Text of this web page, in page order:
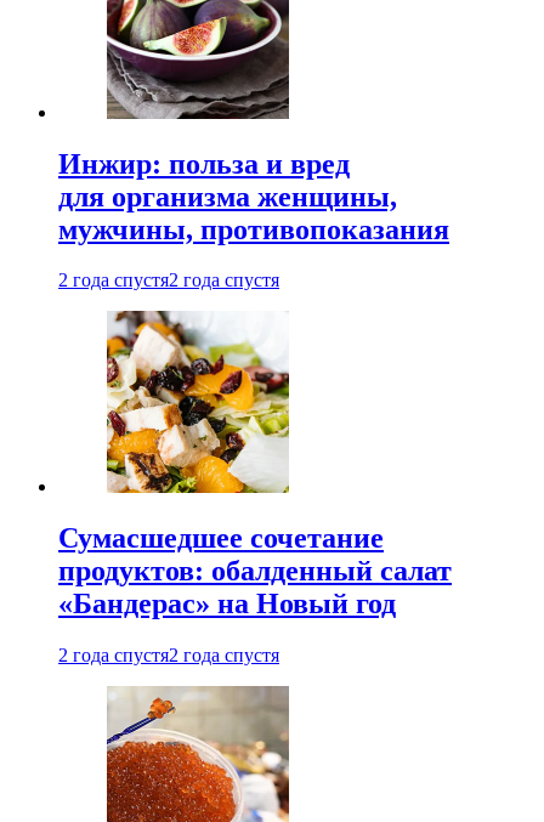
Инжир: польза и вред
для организма женщины,
мужчины, противопоказания
2 года спустя2 года спустя
Сумасшедшее сочетание
продуктов: обалденный салат
«Бандерас» на Новый год
2 года спустя2 года спустя